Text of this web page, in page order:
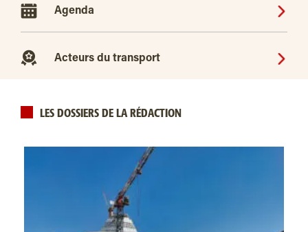
Agenda
Acteurs du transport
LES DOSSIERS DE LA RÉDACTION